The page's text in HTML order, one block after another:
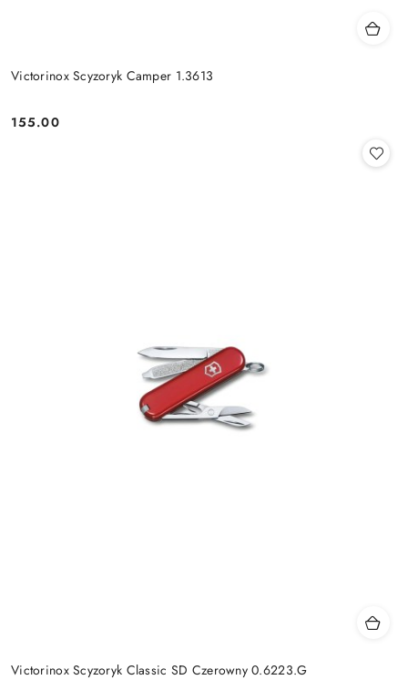
Victorinox Scyzoryk Camper 1.3613
Cena:
155.00
Victorinox Scyzoryk Classic SD Czerowny 0.6223.G